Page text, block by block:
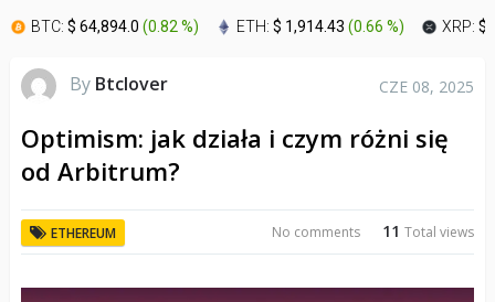
BTC: $ 64,894.0 (0.82 %) ETH: $ 1,914.43 (0.66 %) XRP: $
By Btclover CZE 08, 2025
Optimism: jak działa i czym różni się
od Arbitrum?
ETHEREUM 11Total views
No comments